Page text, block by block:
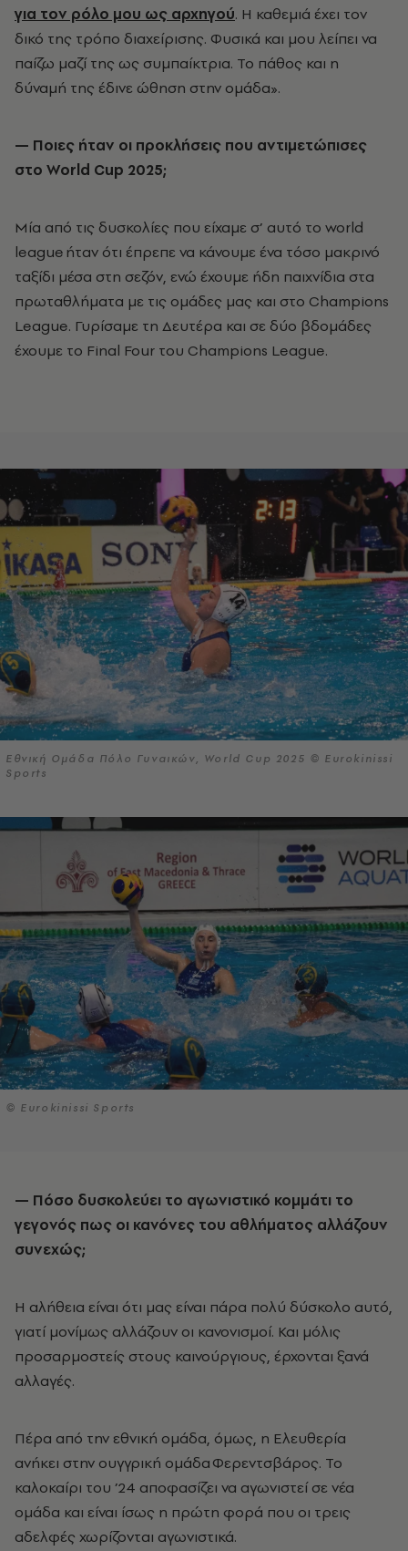
για τον ρόλο μου ως αρχηγού. Η καθεμιά έχει τον
δικό της τρόπο διαχείρισης. Φυσικά και μου λείπει να
παίζω μαζί της ως συμπαίκτρια. Το πάθος και η
δύναμή της έδινε ώθηση στην ομάδα».
— Ποιες ήταν οι προκλήσεις που αντιμετώπισες
στο World Cup 2025;
Μία από τις δυσκολίες που είχαμε σ’ αυτό το world
league ήταν ότι έπρεπε να κάνουμε ένα τόσο μακρινό
ταξίδι μέσα στη σεζόν, ενώ έχουμε ήδη παιχνίδια στα
πρωταθλήματα με τις ομάδες μας και στο Champions
League. Γυρίσαμε τη Δευτέρα και σε δύο βδομάδες
έχουμε το Final Four του Champions League.
Εθνική Ομάδα Πόλο Γυναικών, World Cup 2025 © Eurokinissi
Sports
© Eurokinissi Sports
— Πόσο δυσκολεύει το αγωνιστικό κομμάτι το
γεγονός πως οι κανόνες του αθλήματος αλλάζουν
συνεχώς;
Η αλήθεια είναι ότι μας είναι πάρα πολύ δύσκολο αυτό,
γιατί μονίμως αλλάζουν οι κανονισμοί. Και μόλις
προσαρμοστείς στους καινούργιους, έρχονται ξανά
αλλαγές.
Πέρα από την εθνική ομάδα, όμως, η Ελευθερία
ανήκει στην ουγγρική ομάδα Φερεντσβάρος. Το
καλοκαίρι του ’24 αποφασίζει να αγωνιστεί σε νέα
ομάδα και είναι ίσως η πρώτη φορά που οι τρεις
αδελφές χωρίζονται αγωνιστικά.